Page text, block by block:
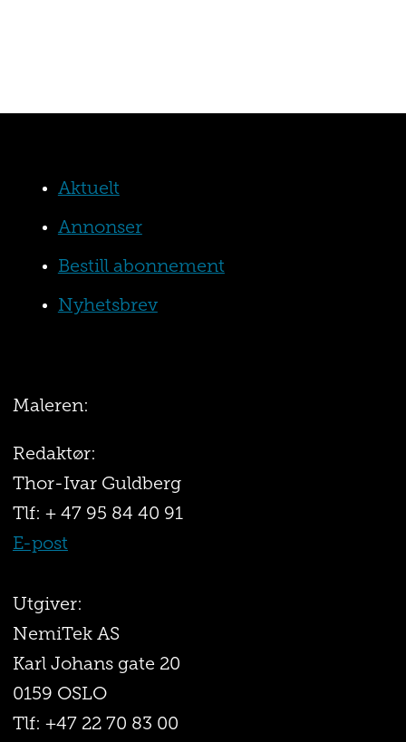
Aktuelt
Annonser
Bestill abonnement
Nyhetsbrev
Maleren:
Redaktør:
Thor-Ivar Guldberg
Tlf: + 47 95 84 40 91
E-post
Utgiver:
NemiTek AS
Karl Johans gate 20
0159 OSLO
Tlf: +47 22 70 83 00